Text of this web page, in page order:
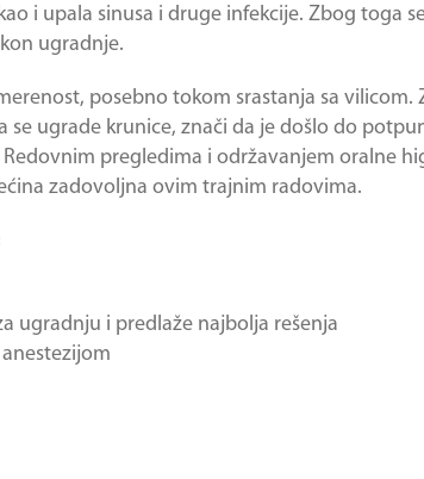
i upala sinusa i druge infekcije. Zbog toga
ugradnje.
posebno tokom srastanja sa
se ugrade krunice, znači da je došlo do
pregledima i održavanjem oralne
zadovoljna ovim trajnim radovima.
ugradnju i predlaže najbolja rešenja